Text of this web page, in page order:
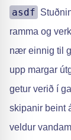
asdf
ramma og
nær einnig til
upp margar
getur verið í
skipanir beint
veldur